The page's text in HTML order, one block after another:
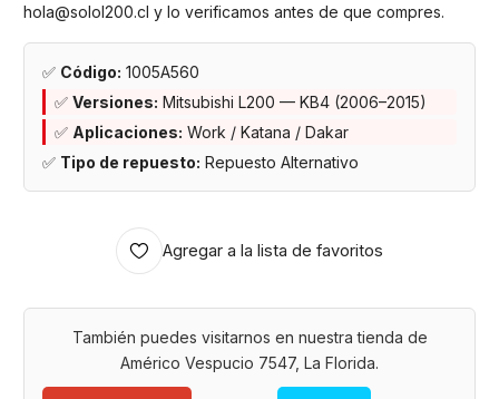
hola@solol200.cl y lo verificamos antes de que compres.
✅ Código: 1005A560
✅ Versiones: Mitsubishi L200 — KB4 (2006–2015)
✅ Aplicaciones: Work / Katana / Dakar
✅ Tipo de repuesto: Repuesto Alternativo
Agregar a la lista de favoritos
También puedes visitarnos en nuestra tienda de
Américo Vespucio 7547, La Florida.